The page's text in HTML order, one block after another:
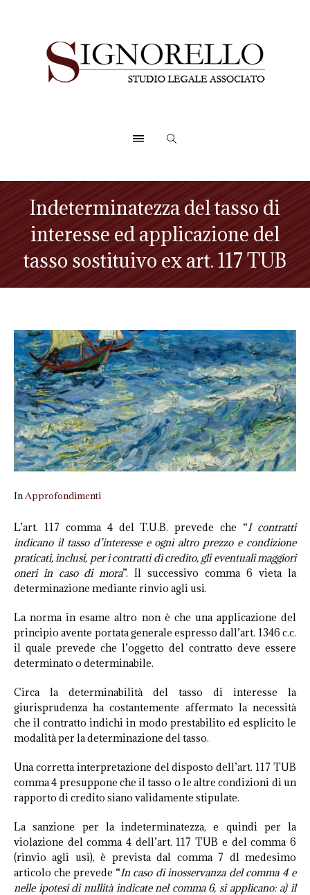
Indeterminatezza del tasso di
interesse ed applicazione del
tasso sostituivo ex art. 117 TUB
InApprofondimenti
L’art. 117 comma 4 del T.U.B. prevede che “I contratti
indicano il tasso d’interesse e ogni altro prezzo e condizione
praticati, inclusi, per i contratti di credito, gli eventuali maggiori
oneri in caso di mora”. Il successivo comma 6 vieta la
determinazione mediante rinvio agli usi.
La norma in esame altro non è che una applicazione del
principio avente portata generale espresso dall’art. 1346 c.c.
il quale prevede che l’oggetto del contratto deve essere
determinato o determinabile.
Circa la determinabilità del tasso di interesse la
giurisprudenza ha costantemente affermato la necessità
che il contratto indichi in modo prestabilito ed esplicito le
modalità per la determinazione del tasso.
Una corretta interpretazione del disposto dell’art. 117 TUB
comma 4 presuppone che il tasso o le altre condizioni di un
rapporto di credito siano validamente stipulate.
La sanzione per la indeterminatezza, e quindi per la
violazione del comma 4 dell’art. 117 TUB e del comma 6
(rinvio agli usi), è prevista dal comma 7 dl medesimo
articolo che prevede “In caso di inosservanza del comma 4 e
nelle ipotesi di nullità indicate nel comma 6, si applicano: a) il